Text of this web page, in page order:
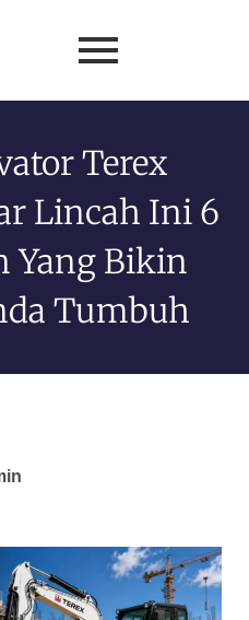
Terex
Lincah Ini 6
Yang Bikin
Tumbuh